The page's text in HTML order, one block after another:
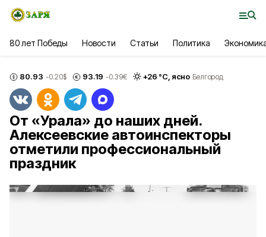
80 лет Победы Новости Статьи Политика
80.93 -0.20$ 93.19 -0.39€ +26 °С, ясно Белгород
От «Урала» до наших дней.
Алексеевские автоинспекторы
отметили профессиональный
праздник